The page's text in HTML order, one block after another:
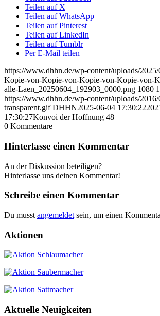
Teilen auf X
Teilen auf WhatsApp
Teilen auf Pinterest
Teilen auf LinkedIn
Teilen auf Tumblr
Per E-Mail teilen
https://www.dhhn.de/wp-content/uploads/
Kopie-von-Kopie-von-Kopie-von-Kopie-von-
alle-Laen_20250604_192903_0000.png 1080
https://www.dhhn.de/wp-content/uploads/
transparent.gif DHHN2025-06-04 17:30:22
17:30:27Konvoi der Hoffnung 48
0 Kommentare
Hinterlasse einen Kommentar
An der Diskussion beteiligen?
Hinterlasse uns deinen Kommentar!
Schreibe einen Kommentar
Du musst angemeldet sein, um einen
Aktionen
Aktuelle Neuigkeiten